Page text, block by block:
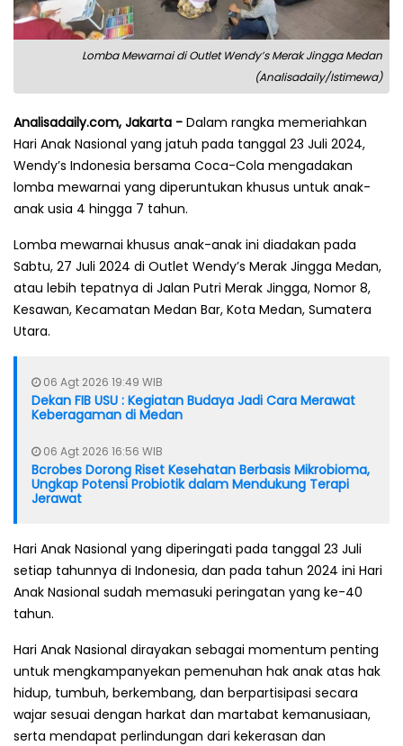
Lomba Mewarnai di Outlet Wendy’s Merak Jingga Medan
(Analisadaily/Istimewa)
Analisadaily.com, Jakarta - Dalam rangka memeriahkan
Hari Anak Nasional yang jatuh pada tanggal 23 Juli 2024,
Wendy’s Indonesia bersama Coca-Cola mengadakan
lomba mewarnai yang diperuntukan khusus untuk anak-
anak usia 4 hingga 7 tahun.
Lomba mewarnai khusus anak-anak ini diadakan pada
Sabtu, 27 Juli 2024 di Outlet Wendy’s Merak Jingga Medan,
atau lebih tepatnya di Jalan Putri Merak Jingga, Nomor 8,
Kesawan, Kecamatan Medan Bar, Kota Medan, Sumatera
Utara.
06 Agt 2026 19:49 WIB
Dekan FIB USU : Kegiatan Budaya Jadi Cara Merawat
Keberagaman di Medan
06 Agt 2026 16:56 WIB
Bcrobes Dorong Riset Kesehatan Berbasis Mikrobioma,
Ungkap Potensi Probiotik dalam Mendukung Terapi
Jerawat
Hari Anak Nasional yang diperingati pada tanggal 23 Juli
setiap tahunnya di Indonesia, dan pada tahun 2024 ini Hari
Anak Nasional sudah memasuki peringatan yang ke-40
tahun.
Hari Anak Nasional dirayakan sebagai momentum penting
untuk mengkampanyekan pemenuhan hak anak atas hak
hidup, tumbuh, berkembang, dan berpartisipasi secara
wajar sesuai dengan harkat dan martabat kemanusiaan,
serta mendapat perlindungan dari kekerasan dan